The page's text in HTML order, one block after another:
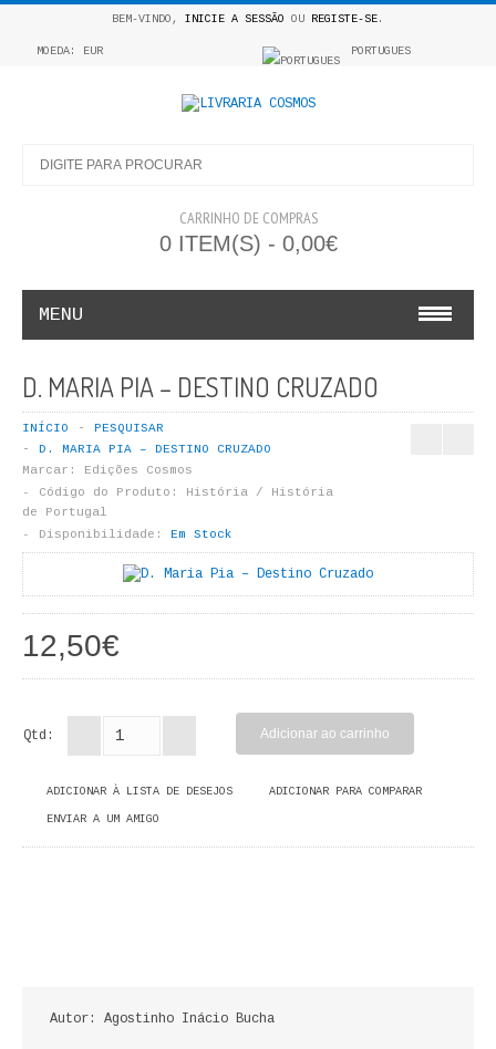
BEM-VINDO, INICIE A SESSÃO OU REGISTE-SE.
MOEDA: EUR PORTUGUES
CARRINHO DE COMPRAS
0 ITEM(S) - 0,00€
MENU
COSMOS INFANTIL
COLEÇÃO APRENDE A COLORIR
LIVROS DE PINTAR
INFANTO - JUVENIL
ANTROPOLOGIA E SOCIOLOGIA
COLEÇÃO RAÍZES
ARQUITECTURA
CADERNOS HUMANITAS
ECONOMIA, GESTÃO, CONTABILIDADE
D. MARIA PIA – DESTINO CRUZADO
INÍCIO
PESQUISAR
D. MARIA PIA – DESTINO CRUZADO
Marcar:
Edições Cosmos
Código do Produto:
História / História
de Portugal
Disponibilidade:
Em Stock
12,50€
Qtd:
ADICIONAR À LISTA DE DESEJOS ADICIONAR PARA COMPARAR
ENVIAR A UM AMIGO
Autor: Agostinho Inácio Bucha